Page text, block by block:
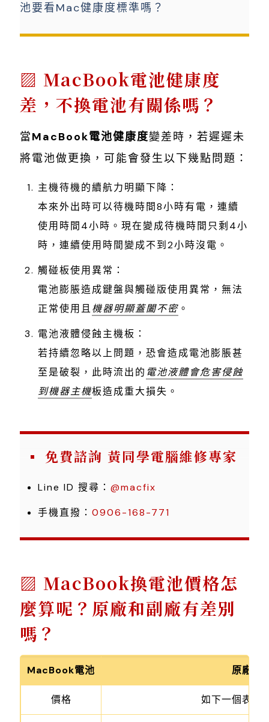
池要看Mac健康度標準嗎？
MacBook電池健康度
差，不換電池有關係嗎？
當MacBook電池健康度變差時，若遲遲未
將電池做更換，可能會發生以下幾點問題：
主機待機的續航力明顯下降：
本來外出時可以待機時間8小時有電，連續
使用時間4小時。現在變成待機時間只剩4小
時，連續使用時間變成不到2小時沒電。
觸碰板使用異常：
電池膨脹造成鍵盤與觸碰版使用異常，無法
正常使用且機器明顯蓋闔不密 。
電池液體侵蝕主機板：
若持續忽略以上問題，恐會造成電池膨脹甚
至是破裂，此時流出的 電池液體會危害侵蝕
到機器主機板造成重大損失。
免費諮詢 黃同學電腦維修專家
Line ID 搜尋： @macfix
手機直撥： 0906-168-771
MacBook換電池價格怎
麼算呢？原廠和副廠有差別
嗎？
MacBook電池 原廠
價格 如下一個表格